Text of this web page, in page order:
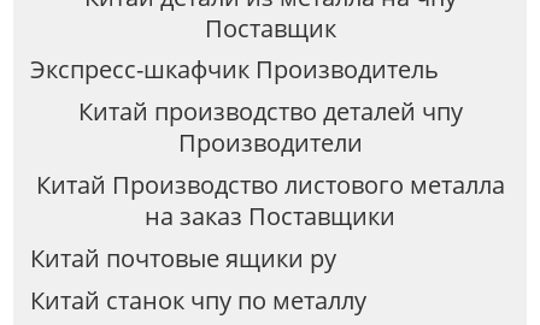
Поставщик
Экспресс-шкафчик Производитель
Китай производство деталей чпу
Производители
Китай Производство листового металла
на заказ Поставщики
Китай почтовые ящики ру
Китай станок чпу по металлу